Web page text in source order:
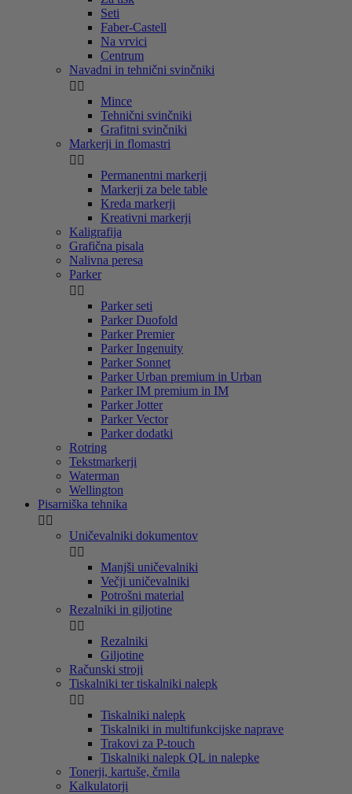
Seti
Faber-Castell
Na vrvici
Centrum
Navadni in tehnični svinčniki
 
Mince
Tehnični svinčniki
Grafitni svinčniki
Markerji in flomastri
 
Permanentni markerji
Markerji za bele table
Kreda markerji
Kreativni markerji
Kaligrafija
Grafična pisala
Nalivna peresa
Parker
 
Parker seti
Parker Duofold
Parker Premier
Parker Ingenuity
Parker Sonnet
Parker Urban premium in Urban
Parker IM premium in IM
Parker Jotter
Parker Vector
Parker dodatki
Rotring
Tekstmarkerji
Waterman
Wellington
Pisarniška tehnika
 
Uničevalniki dokumentov
 
Manjši uničevalniki
Večji uničevalniki
Potrošni material
Rezalniki in giljotine
 
Rezalniki
Giljotine
Računski stroji
Tiskalniki ter tiskalniki nalepk
 
Tiskalniki nalepk
Tiskalniki in multifunkcijske naprave
Trakovi za P-touch
Tiskalniki nalepk QL in nalepke
Tonerji, kartuše, črnila
Kalkulatorji